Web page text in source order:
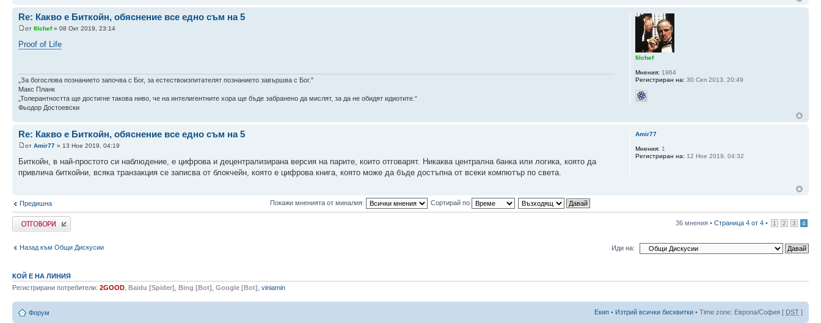
Re: Какво е Биткойн, обяснение все едно съм на 5
от filchef» 08 Окт 2019, 23:14
Proof of Life
„За богослова познанието започва с Бог, за естествоизпитателят познанието завършва с Бог."
Макс Планк
„Толерантността ще достигне такова ниво, че на интелигентните хора ще бъде забранено да мислят, за да не обидят идиотите.“
Фьодор Достоевски
filchef
Мнения: 1964
Регистриран на: 30 Сеп 2013, 20:49
Re: Какво е Биткойн, обяснение все едно съм на 5
от Amir77 » 13 Ное 2019, 04:19
Биткойн, в най-простото си наблюдение, е цифрова и децентрализирана версия на парите, които отговарят. Никаква централна банка или логика, която да
привлича биткойни, всяка транзакция се записва от блокчейн, която е цифрова книга, която може да бъде достъпна от всеки компютър по света.
Amir77
Мнения: 1
Регистриран на: 12 Ное 2019, 04:32
Предишна Покажи мненията от миналия: Сортирай по
Напиши коментар 36 мнения • Страница 4 от 4 • 1 2 3 4
Назад към Общи Дискусии Иди на:
КОЙ Е НА ЛИНИЯ
Регистрирани потребители: 2GOOD Baidu [Spider] Bing [Bot] Google [Bot] viniamin
Форум Екип • Изтрий всички бисквитки • Time zone: Европа/София [ DST ]